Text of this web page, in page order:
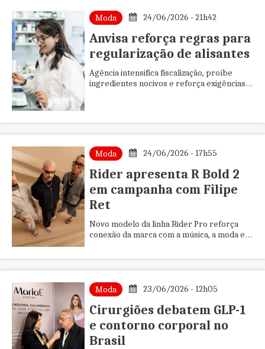
Moda 24/06/2026 - 21h42
Anvisa reforça regras para
regularização de alisantes
Agência intensifica fiscalização, proíbe
ingredientes nocivos e reforça exigências
Moda 24/06/2026 - 17h55
Rider apresenta R Bold 2
em campanha com Filipe
Ret
Novo modelo da linha Rider Pro reforça
conexão da marca com a música, a moda e a
Moda 23/06/2026 - 12h05
Cirurgiões debatem GLP-1
e contorno corporal no
Brasil